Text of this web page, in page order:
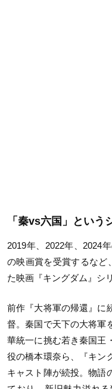
「秦vs六国」という
2019年、2022年、2024
の映画賞を受賞するなど
た映画『キングダム』シ
前作『大将軍の帰還』に
督。秦国で天下の大将軍
華統一に挑む若き秦国王
役の橋本環奈ら、『キン
キャスト陣が続投。物語